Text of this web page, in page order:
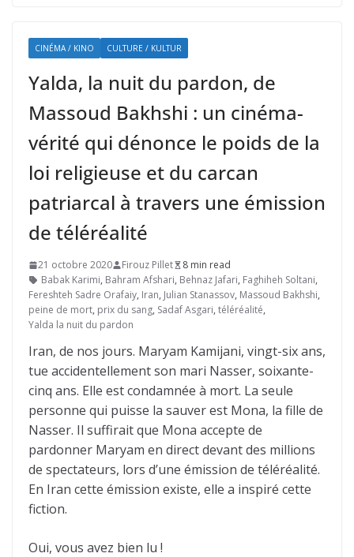
CINÉMA / KINO CULTURE / KULTUR
Yalda, la nuit du pardon, de
Massoud Bakhshi : un cinéma-
vérité qui dénonce le poids de la
loi religieuse et du carcan
patriarcal à travers une émission
de téléréalité
21 octobre 2020 Firouz Pillet
8 min read
Babak Karimi, Bahram Afshari, Behnaz Jafari, Faghiheh Soltani,
Fereshteh Sadre Orafaiy, Iran, Julian Stanassov, Massoud Bakhshi,
peine de mort, prix du sang, Sadaf Asgari, téléréalité,
Yalda la nuit du pardon
Iran, de nos jours. Maryam Kamijani, vingt-six ans,
tue accidentellement son mari Nasser, soixante-
cinq ans. Elle est condamnée à mort. La seule
personne qui puisse la sauver est Mona, la fille de
Nasser. Il suffirait que Mona accepte de
pardonner Maryam en direct devant des millions
de spectateurs, lors d’une émission de téléréalité.
En Iran cette émission existe, elle a inspiré cette
fiction.
Oui, vous avez bien lu !